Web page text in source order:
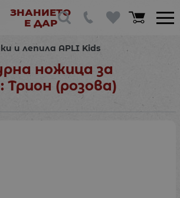
ЗНАНИЕТО
Е ДАР
и лепила APLI Kids
ножица за
Трион (розова)